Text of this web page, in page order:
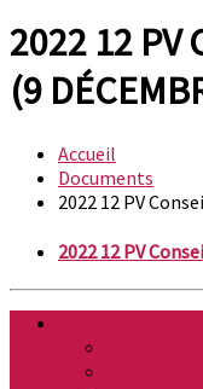
2022 12 PV
(9
Accueil
Documents
2022 12 PV
2022 12 PV